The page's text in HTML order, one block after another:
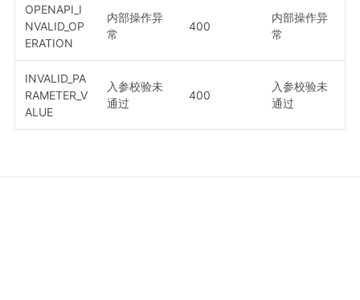
OPENAPI_I
NVALID_OP
ERATION
内部操作异
常
400
内部操作异
常
INVALID_PA
RAMETER_V
ALUE
入参校验未
通过
400
入参校验未
通过